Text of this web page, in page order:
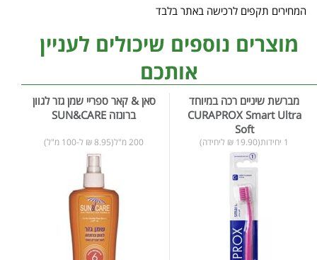
המחירים תקפים לרכישה באתר בלבד
מוצרים נוספים שיכולים לעניין
אותכם
מברשת שיניים רכה במיוחד
CURAPROX Smart Ultra
Soft
1 יחידות(19.90 ₪ ליחידה)
סאן & קאר ספריי שמן גזר לגוון
ברונזה SUN&CARE
200 מ"ל(8.95 ₪ ל-100 מ"ל)